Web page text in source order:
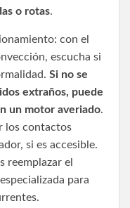
o rotas.
con el
escucha si
Si no se
extraños, puede
un motor averiado.
los contactos
si es accesible.
reemplazar el
para